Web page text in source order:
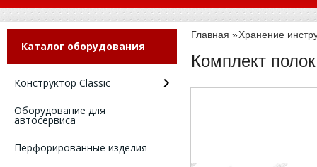
Каталог оборудования
Конструктор Classic
Оборудование для
автосервиса
Перфорированные изделия
Главная »Хранение
Комплект